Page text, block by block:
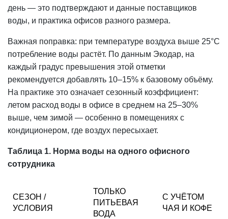
день — это подтверждают и данные поставщиков
воды, и практика офисов разного размера.
Важная поправка: при температуре воздуха выше 25°C
потребление воды растёт. По данным Экодар, на
каждый градус превышения этой отметки
рекомендуется добавлять 10–15% к базовому объёму.
На практике это означает сезонный коэффициент:
летом расход воды в офисе в среднем на 25–30%
выше, чем зимой — особенно в помещениях с
кондиционером, где воздух пересыхает.
Таблица 1. Норма воды на одного офисного
сотрудника
СЕЗОН /
УСЛОВИЯ
ТОЛЬКО
ПИТЬЕВАЯ
ВОДА
С УЧЁТОМ
ЧАЯ И КОФЕ